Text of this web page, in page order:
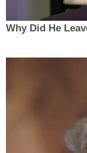
Why Did He